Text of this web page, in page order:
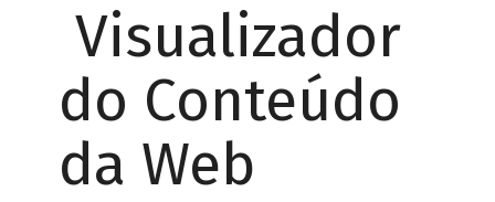
Visualizador
do Conteúdo
da Web